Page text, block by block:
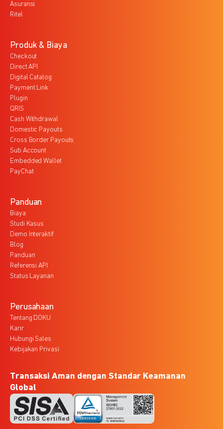
Asuransi
Ritel
Produk & Biaya
Checkout
Direct API
Digital Catalog
Payment Link
Plugin
QRIS
Cash Withdrawal
Domestic Payouts
Cross Border Payouts
Sub Account
Embedded Wallet
PayChat
Panduan
Biaya
Studi Kasus
Demo Interaktif
Blog
Panduan
Referensi API
Status Layanan
Perusahaan
Tentang DOKU
Karir
Hubungi Sales
Kebijakan Privasi
Transaksi Aman dengan Standar Keamanan
Global